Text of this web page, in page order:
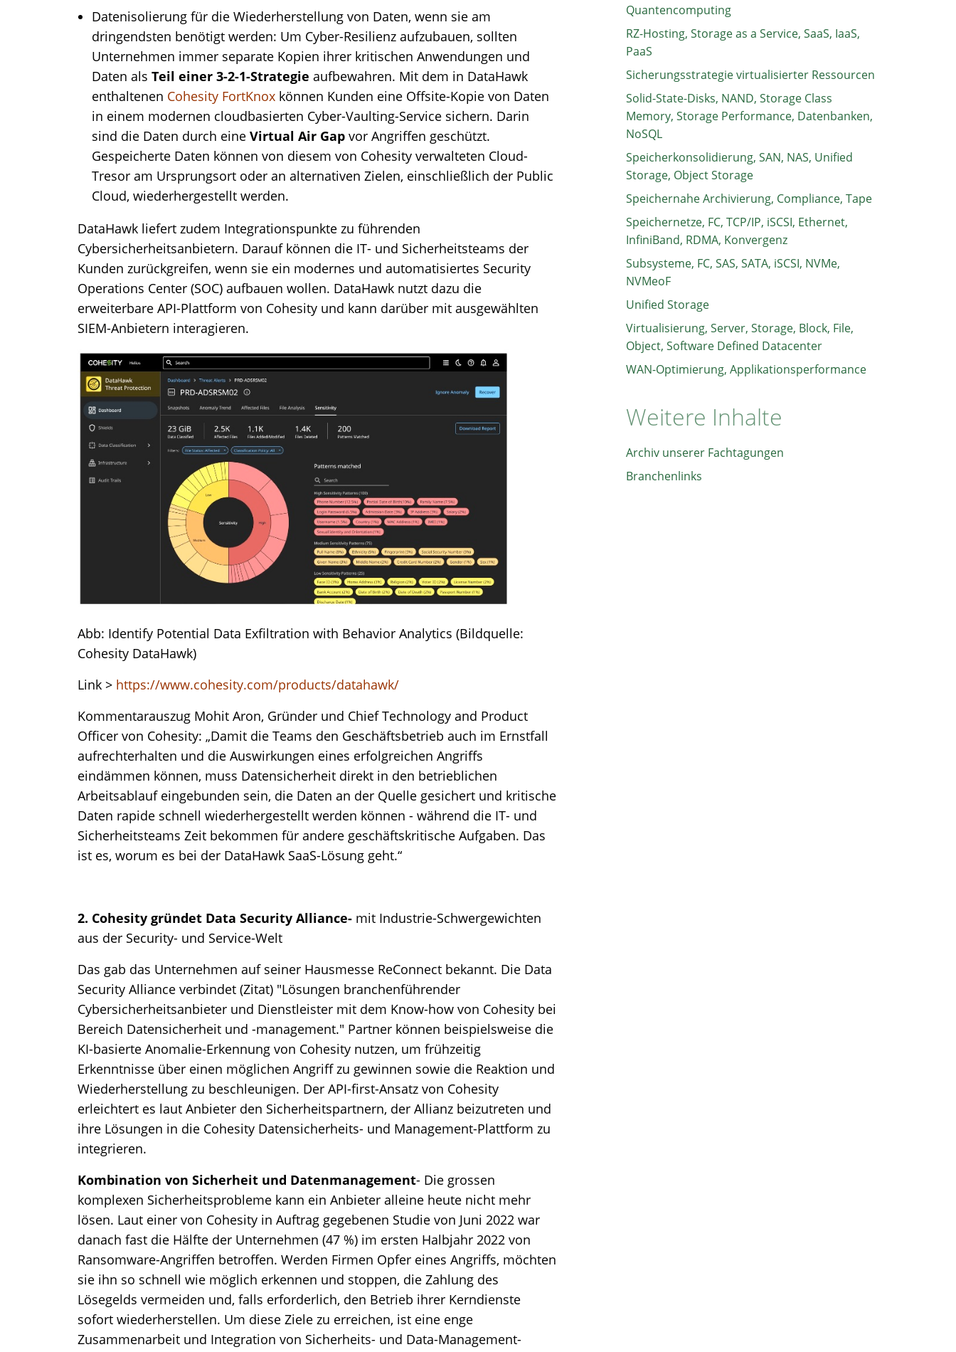
Datenisolierung für die Wiederherstellung von Daten, wenn sie am
dringendsten benötigt werden: Um Cyber-Resilienz aufzubauen, sollten
Unternehmen immer separate Kopien ihrer kritischen Anwendungen und
Daten als Teil einer 3-2-1-Strategie aufbewahren. Mit dem in DataHawk
enthaltenen Cohesity FortKnox können Kunden eine Offsite-Kopie von Daten
in einem modernen cloudbasierten Cyber-Vaulting-Service sichern. Darin
sind die Daten durch eine Virtual Air Gap vor Angriffen geschützt.
Gespeicherte Daten können von diesem von Cohesity verwalteten Cloud-
Tresor am Ursprungsort oder an alternativen Zielen, einschließlich der Public
Cloud, wiederhergestellt werden.
DataHawk liefert zudem Integrationspunkte zu führenden
Cybersicherheitsanbietern. Darauf können die IT- und Sicherheitsteams der
Kunden zurückgreifen, wenn sie ein modernes und automatisiertes Security
Operations Center (SOC) aufbauen wollen. DataHawk nutzt dazu die
erweiterbare API-Plattform von Cohesity und kann darüber mit ausgewählten
SIEM-Anbietern interagieren.
Abb: Identify Potential Data Exfiltration with Behavior Analytics (Bildquelle:
Cohesity DataHawk)
Link > https://www.cohesity.com/products/datahawk/
Kommentarauszug Mohit Aron, Gründer und Chief Technology and Product
Officer von Cohesity: „Damit die Teams den Geschäftsbetrieb auch im Ernstfall
aufrechterhalten und die Auswirkungen eines erfolgreichen Angriffs
eindämmen können, muss Datensicherheit direkt in den betrieblichen
Arbeitsablauf eingebunden sein, die Daten an der Quelle gesichert und kritische
Daten rapide schnell wiederhergestellt werden können - während die IT- und
Sicherheitsteams Zeit bekommen für andere geschäftskritische Aufgaben. Das
ist es, worum es bei der DataHawk SaaS-Lösung geht.“
2. Cohesity gründet Data Security Alliance- mit Industrie-Schwergewichten
aus der Security- und Service-Welt
Das gab das Unternehmen auf seiner Hausmesse ReConnect bekannt. Die Data
Security Alliance verbindet (Zitat) "Lösungen branchenführender
Cybersicherheitsanbieter und Dienstleister mit dem Know-how von Cohesity bei
Bereich Datensicherheit und -management." Partner können beispielsweise die
KI-basierte Anomalie-Erkennung von Cohesity nutzen, um frühzeitig
Erkenntnisse über einen möglichen Angriff zu gewinnen sowie die Reaktion und
Wiederherstellung zu beschleunigen. Der API-first-Ansatz von Cohesity
erleichtert es laut Anbieter den Sicherheitspartnern, der Allianz beizutreten und
ihre Lösungen in die Cohesity Datensicherheits- und Management-Plattform zu
integrieren.
Kombination von Sicherheit und Datenmanagement- Die grossen
komplexen Sicherheitsprobleme kann ein Anbieter alleine heute nicht mehr
lösen. Laut einer von Cohesity in Auftrag gegebenen Studie von Juni 2022 war
danach fast die Hälfte der Unternehmen (47 %) im ersten Halbjahr 2022 von
Ransomware-Angriffen betroffen. Werden Firmen Opfer eines Angriffs, möchten
sie ihn so schnell wie möglich erkennen und stoppen, die Zahlung des
Lösegelds vermeiden und, falls erforderlich, den Betrieb ihrer Kerndienste
sofort wiederherstellen. Um diese Ziele zu erreichen, ist eine enge
Zusammenarbeit und Integration von Sicherheits- und Data-Management-
Quantencomputing
RZ-Hosting, Storage as a Service, SaaS, IaaS,
PaaS
Sicherungsstrategie virtualisierter Ressourcen
Solid-State-Disks, NAND, Storage Class
Memory, Storage Performance, Datenbanken,
NoSQL
Speicherkonsolidierung, SAN, NAS, Unified
Storage, Object Storage
Speichernahe Archivierung, Compliance, Tape
Speichernetze, FC, TCP/IP, iSCSI, Ethernet,
InfiniBand, RDMA, Konvergenz
Subsysteme, FC, SAS, SATA, iSCSI, NVMe,
NVMeoF
Unified Storage
Virtualisierung, Server, Storage, Block, File,
Object, Software Defined Datacenter
WAN-Optimierung, Applikationsperformance
Weitere Inhalte
Archiv unserer Fachtagungen
Branchenlinks